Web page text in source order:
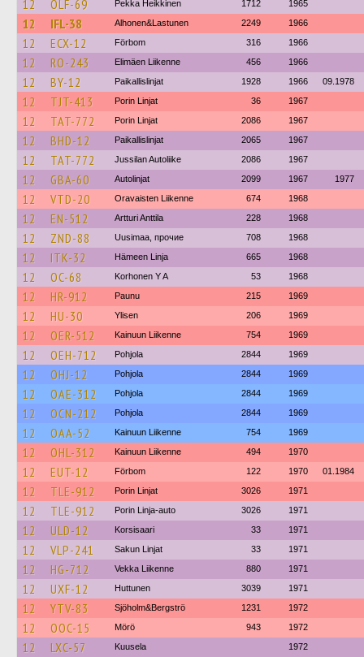
12 OLF-69 Pekka Heikkinen 1712 1965
12 IFL-38 Alhonen&Lastunen 2249 1966
12 ECX-12 Förbom 316 1966
12 RO-243 Elimäen Liikenne 456 1966
12 BY-12 Paikallislinjat 1928 1966 09.1978
12 TJT-413 Porin Linjat 36 1967
12 TAT-772 Porin Linjat 2086 1967
12 BHD-12 Paikallislinjat 2065 1967
12 TAT-772 Jussilan Autoliike 2086 1967
12 GBA-60 Autolinjat 2099 1967 1977
12 VTD-20 Oravaisten Liikenne 674 1968
12 EN-512 Artturi Anttila 228 1968
12 ZND-88 Uusimaa, прочие 708 1968
12 ITK-32 Hämeen Linja 665 1968
12 OC-68 Korhonen Y A 53 1968
12 HR-912 Paunu 215 1969
12 HU-30 Ylisen 206 1969
12 OER-512 Kainuun Liikenne 754 1969
12 OEH-712 Pohjola 2844 1969
12 OHJ-12 Pohjola 2844 1969
12 OAE-312 Pohjola 2844 1969
12 OCN-212 Pohjola 2844 1969
12 OAA-52 Kainuun Liikenne 754 1969
12 OHL-312 Kainuun Liikenne 494 1970
12 EUT-12 Förbom 122 1970 01.1984
12 TLE-912 Porin Linjat 3026 1971
12 TLE-912 Porin Linja-auto 3026 1971
12 ULD-12 Korsisaari 33 1971
12 VLP-241 Sakun Linjat 33 1971
12 HG-712 Vekka Liikenne 880 1971
12 UXF-12 Huttunen 3039 1971
12 YTV-83 Sjöholm&Bergströ 1231 1972
12 OOC-15 Mörö 943 1972
12 LXC-57 Kuusela 1972